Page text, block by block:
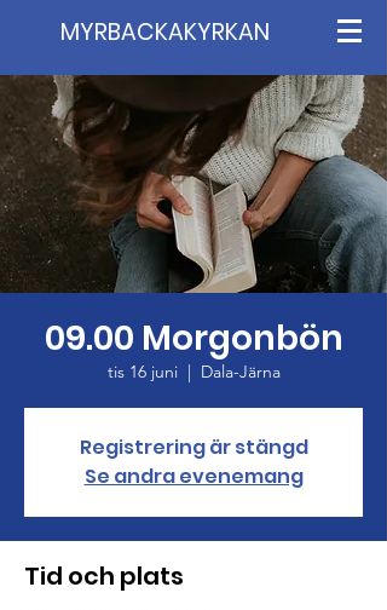
MYRBACKAKYRKAN
09.00 Morgonbön
tis 16 juni
  |
Dala-Järna
Registrering är stängd
Se andra evenemang
Tid och plats